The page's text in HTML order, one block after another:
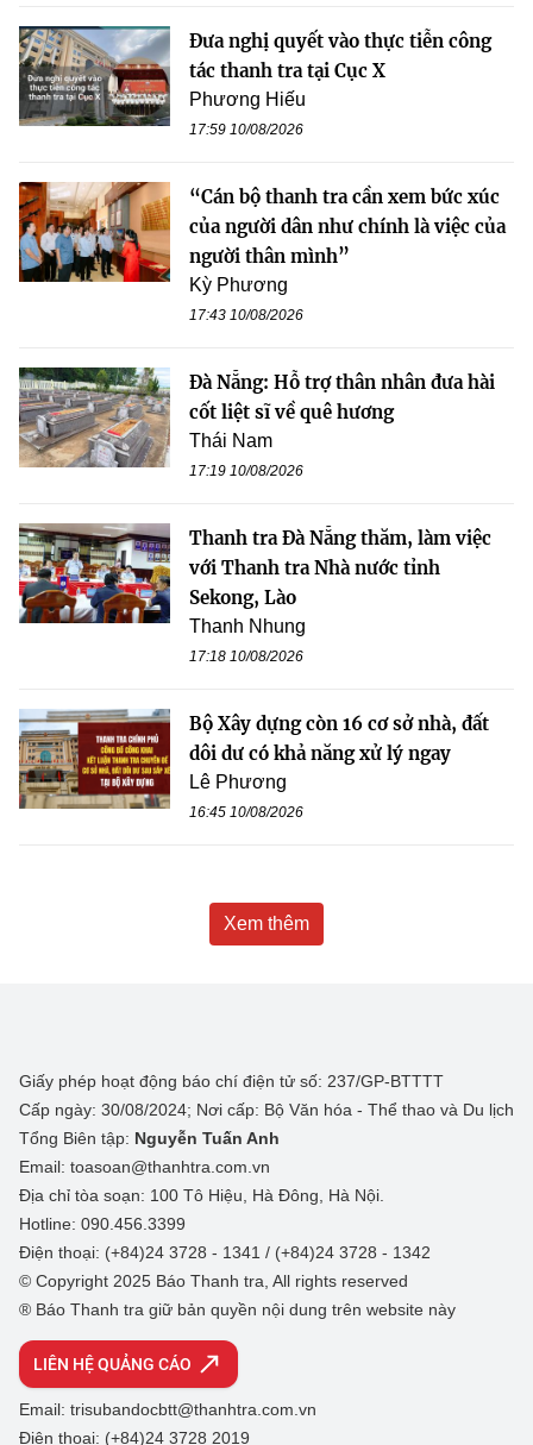
Đưa nghị quyết vào thực tiễn công
tác thanh tra tại Cục X
Phương Hiếu
17:59 10/08/2026
“Cán bộ thanh tra cần xem bức xúc
của người dân như chính là việc của
người thân mình”
Kỳ Phương
17:43 10/08/2026
Đà Nẵng: Hỗ trợ thân nhân đưa hài
cốt liệt sĩ về quê hương
Thái Nam
17:19 10/08/2026
Thanh tra Đà Nẵng thăm, làm việc
với Thanh tra Nhà nước tỉnh
Sekong, Lào
Thanh Nhung
17:18 10/08/2026
Bộ Xây dựng còn 16 cơ sở nhà, đất
dôi dư có khả năng xử lý ngay
Lê Phương
16:45 10/08/2026
Xem thêm
Giấy phép hoạt động báo chí điện tử số: 237/GP-BTTTT
Cấp ngày: 30/08/2024; Nơi cấp: Bộ Văn hóa - Thể thao và Du lịch
Tổng Biên tập: Nguyễn Tuấn Anh
Email: toasoan@thanhtra.com.vn
Địa chỉ tòa soạn: 100 Tô Hiệu, Hà Đông, Hà Nội.
Hotline: 090.456.3399
Điện thoại: (+84)24 3728 - 1341 / (+84)24 3728 - 1342
© Copyright 2025 Báo Thanh tra, All rights reserved
® Báo Thanh tra giữ bản quyền nội dung trên website này
LIÊN HỆ QUẢNG CÁO
Email: trisubandocbtt@thanhtra.com.vn
Điện thoại: (+84)24 3728 2019